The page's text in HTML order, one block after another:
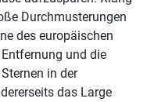
Durchmusterungen
des europäischen
und die
in der
das Large